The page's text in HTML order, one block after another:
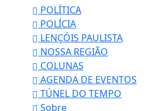
POLÍTICA
POLÍCIA
LENÇÓIS PAULISTA
NOSSA REGIÃO
COLUNAS
AGENDA DE EVENTOS
TÚNEL DO TEMPO
Sobre